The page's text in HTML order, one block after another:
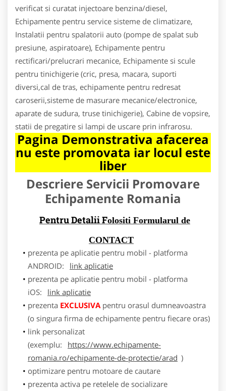
verificat si curatat injectoare benzina/diesel,
Echipamente pentru service sisteme de climatizare,
Instalatii pentru spalatorii auto (pompe de spalat sub
presiune, aspiratoare), Echipamente pentru
rectificari/prelucrari mecanice, Echipamente si scule
pentru tinichigerie (cric, presa, macara, suporti
diversi,cal de tras, echipamente pentru redresat
caroserii,sisteme de masurare mecanice/electronice,
aparate de sudura, truse tinichigerie), Cabine de vopsire,
statii de pregatire si lampi de uscare prin infrarosu.
Pagina Demonstrativa afacerea
nu este promovata iar locul este
liber
Descriere Servicii Promovare
Echipamente Romania
Pentru Detalii Folositi Formularul de
CONTACT
prezenta pe aplicatie pentru mobil - platforma
ANDROID:
link aplicatie
prezenta pe aplicatie pentru mobil - platforma
iOS:
link aplicatie
prezenta EXCLUSIVApentru orasul dumneavoastra
(o singura firma de echipamente pentru fiecare oras)
link personalizat
(exemplu:
https://www.echipamente-
romania.ro/echipamente-de-protectie/arad )
optimizare pentru motoare de cautare
prezenta activa pe retelele de socializare